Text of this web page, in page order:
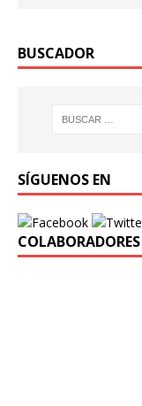
BUSCADOR
SÍGUENOS EN
COLABORADORES